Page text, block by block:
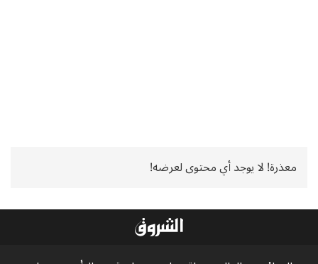
معذرة! لا يوجد أي محتوى لعرضه!